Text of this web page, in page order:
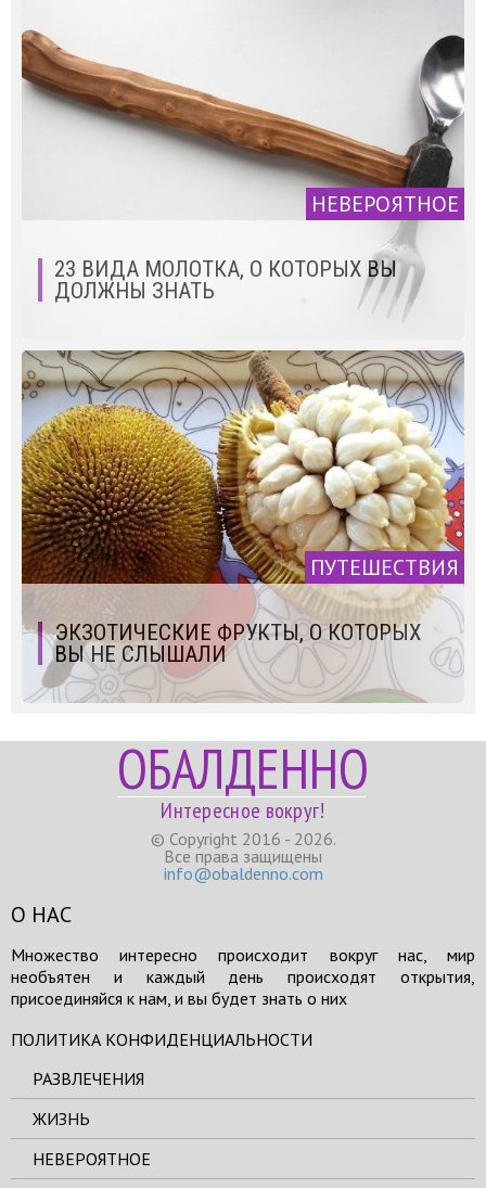
НЕВЕРОЯТНОЕ
23 ВИДА МОЛОТКА, О КОТОРЫХ ВЫ
ДОЛЖНЫ ЗНАТЬ
ПУТЕШЕСТВИЯ
ЭКЗОТИЧЕСКИЕ ФРУКТЫ, О КОТОРЫХ
ВЫ НЕ СЛЫШАЛИ
ОБАЛДЕННО
Интересное вокруг!
© Copyright 2016 - 2026.
Все права защищены
info@obaldenno.com
О НАС
Множество интересно происходит вокруг нас, мир
необъятен и каждый день происходят открытия,
присоединяйся к нам, и вы будет знать о них
ПОЛИТИКА КОНФИДЕНЦИАЛЬНОСТИ
РАЗВЛЕЧЕНИЯ
ЖИЗНЬ
НЕВЕРОЯТНОЕ